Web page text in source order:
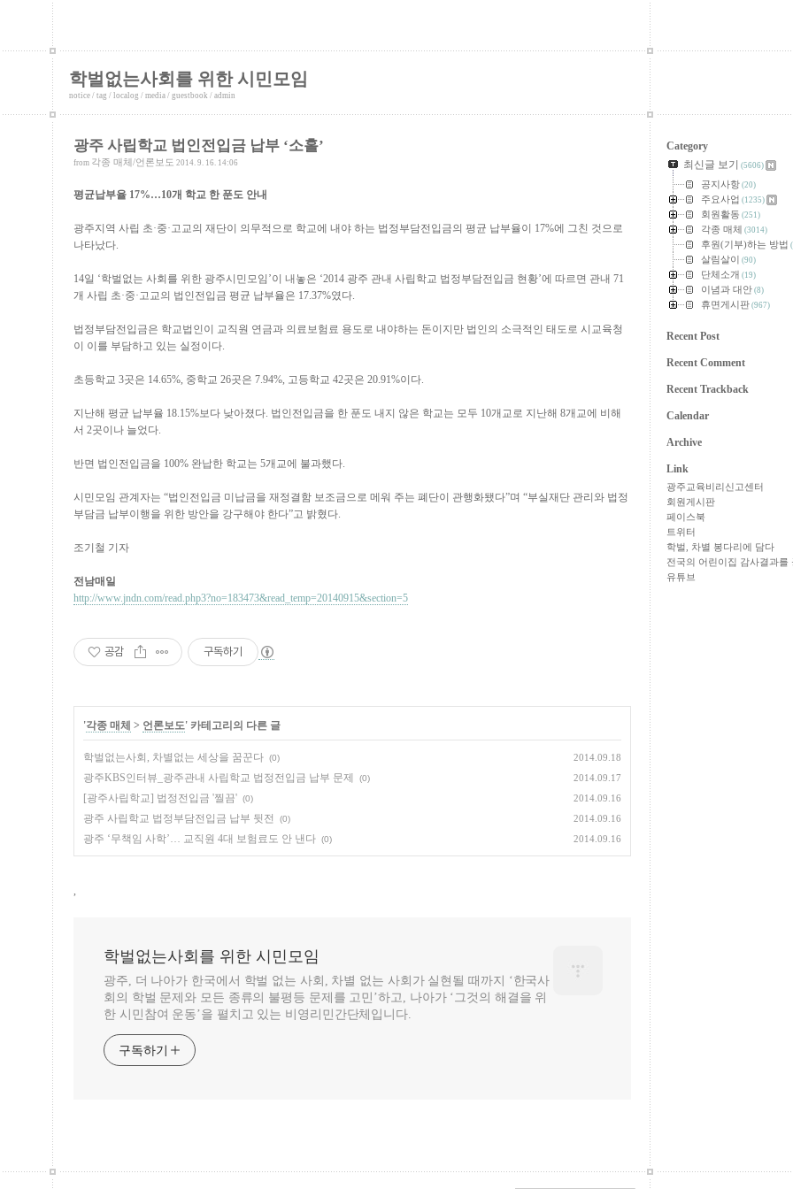
학벌없는사회를 위한 시민모임
notice / tag / localog / media / guestbook / admin
광주 사립학교 법인전입금 납부 ‘소홀’
from 각종 매체/언론보도 2014. 9. 16. 14:06
평균납부율 17%…10개 학교 한 푼도 안내
광주지역 사립 초·중·고교의 재단이 의무적으로 학교에 내야 하는 법정부담전입금의 평균 납부율이 17%에 그친 것으로
나타났다.
14일 ‘학벌없는 사회를 위한 광주시민모임’이 내놓은 ‘2014 광주 관내 사립학교 법정부담전입금 현황’에 따르면 관내 71
개 사립 초·중·고교의 법인전입금 평균 납부율은 17.37%였다.
법정부담전입금은 학교법인이 교직원 연금과 의료보험료 용도로 내야하는 돈이지만 법인의 소극적인 태도로 시교육청
이 이를 부담하고 있는 실정이다.
초등학교 3곳은 14.65%, 중학교 26곳은 7.94%, 고등학교 42곳은 20.91%이다.
지난해 평균 납부율 18.15%보다 낮아졌다. 법인전입금을 한 푼도 내지 않은 학교는 모두 10개교로 지난해 8개교에 비해
서 2곳이나 늘었다.
반면 법인전입금을 100% 완납한 학교는 5개교에 불과했다.
시민모임 관계자는 “법인전입금 미납금을 재정결함 보조금으로 메워 주는 폐단이 관행화됐다”며 “부실재단 관리와 법정
부담금 납부이행을 위한 방안을 강구해야 한다”고 밝혔다.
조기철 기자
전남매일
http://www.jndn.com/read.php3?no=183473&read_temp=20140915&section=5
공감 구독하기
'각종 매체 > 언론보도' 카테고리의 다른 글
학벌없는사회, 차별없는 세상을 꿈꾼다 (0) 2014.09.18
광주KBS인터뷰_광주관내 사립학교 법정전입금 납부 문제 (0) 2014.09.17
[광주사립학교] 법정전입금 '찔끔' (0) 2014.09.16
광주 사립학교 법정부담전입금 납부 뒷전 (0) 2014.09.16
광주 ‘무책임 사학’… 교직원 4대 보험료도 안 낸다 (0) 2014.09.16
,
학벌없는사회를 위한 시민모임
광주, 더 나아가 한국에서 학벌 없는 사회, 차별 없는 사회가 실현될 때까지 ‘한국사
회의 학벌 문제와 모든 종류의 불평등 문제를 고민’하고, 나아가 ‘그것의 해결을 위
한 시민참여 운동’을 펼치고 있는 비영리민간단체입니다.
구독하기
Category
최신글 보기
(5606)
공지사항 (20)
주요사업 (1235)
회원활동 (251)
각종 매체 (3014)
후원(기부)하는 방법
살림살이 (90)
단체소개 (19)
이념과 대안 (8)
휴면게시판 (967)
Recent Post
Recent Comment
Recent Trackback
Calendar
Archive
Link
광주교육비리신고센터
회원게시판
페이스북
트위터
학벌, 차별 봉다리에 담다
전국의 어린이집 감사결과를
유튜브